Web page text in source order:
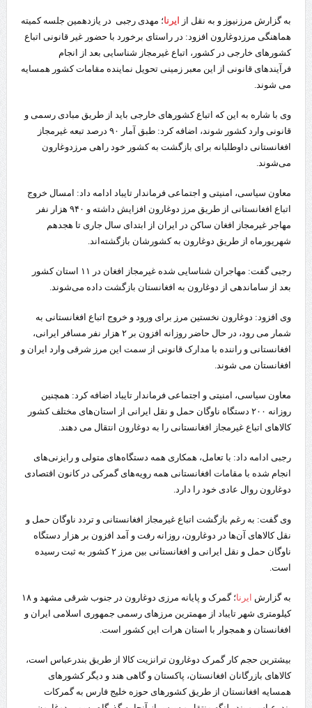
به گزارش مرزنیوز و به نقل از ایرنا؛ مهدی رجبی در یازدهمین جلسه کمیته
هماهنگی مرزدوغارون افزود: در راستای برخورد با حضور غیر قانونی اتباع
کشورهای خارجی در کشور، اتباع غیرمجاز شناسایی بعد از انجام
فرآیندهای قانونی از این معبر زمینی تحویل نماینده مقامات کشور همسایه
می شوند.
وی با شاره به این که اتباع کشورهای خارجی باید از طریق مبادی رسمی و
قانونی وارد کشور شوند، اضافه کرد: طبق آمار ۹۰ درصد تبعه غیرمجاز
افغانستانی داوطلبانه برای بازگشت به کشور خود راهی مرزدوغارون
می‌شوند.
معاون سیاسی، امنیتی و اجتماعی فرماندار تایباد ادامه داد: امسال خروج
اتباع افغانستانی از طریق مرز دوغارون افزایش داشته و ۹۴۰ هزار نفر
مهاجر غیرمجاز افغان ساکن در ایران از ابتدای سال‌ جاری تا هجدهم
شهریورماه از طریق دوغارون به کشورشان بازگشته‌اند.
رجبی گفت: مهاجران شناسایی شده غیرمجاز افغان در ۱۱ استان کشور
بعد از ساماندهی از دوغارون به افغانستان بازگشت داده می‌شوند.
وی افزود: دوغارون نخستین مرز برای ورود و خروج اتباع افغانستانی به
شمار می رود، در حال حاضر روزانه افزون بر ۲ هزار نفر مسافر ایرانی،
افغانستانی و راننده با مدارک قانونی از سمت این مرز شرقی وارد ایران و
افغانستان می شوند.
معاون سیاسی، امنیتی و اجتماعی فرماندار تایباد اضافه کرد: همچنین
روزانه ۲۰۰ دستگاه ناوگان حمل و نقل ایرانی از استان‌های مختلف کشور
کالاهای اتباع غیرمجاز افغانستانی را به دوغارون انتقال می دهند.
رجبی ادامه داد: با تعامل، همکاری همه دستگاه‌های متولی و رایزنی‌های
انجام شده با مقامات افغانستانی همه رویه‌های گمرکی در کانون اقتصادی
دوغارون روال عادی خود را دارد.
وی گفت: به رغم بازگشت اتباع غیرمجاز افغانستانی و تردد ناوگان حمل و
نقل کالاهای آن‌ها در دوغارون، روزانه رفت و آمد افزون بر هزار دستگاه
ناوگان حمل و نقل ایرانی و افغانستانی بین مرز ۲ کشور به ثبت رسیده
است.
به گزارش ایرنا
؛ گمرک و پایانه مرزی دوغارون در جنوب شرقی مشهد و ۱۸
کیلومتری شهر تایباد از مهمترین مرزهای رسمی جمهوری اسلامی ایران و
افغانستان و همجوار با استان هرات این کشور است.
بیشترین حجم کار گمرک دوغارون ترانزیت کالا از طریق بندرعباس است،
کالاهای بازرگانان افغانستان، پاکستان و گاهی هند و دیگر کشورهای
همسایه افغانستان از طریق کشورهای حوزه خلیج فارس به گمرکات